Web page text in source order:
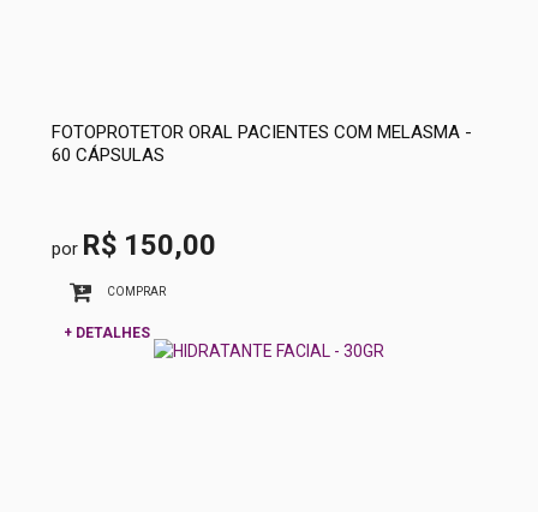
FOTOPROTETOR ORAL PACIENTES COM MELASMA -
60 CÁPSULAS
por R$ 150,00
COMPRAR
+ DETALHES